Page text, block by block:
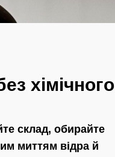
хімічного
склад, обирайте
миттям відра й